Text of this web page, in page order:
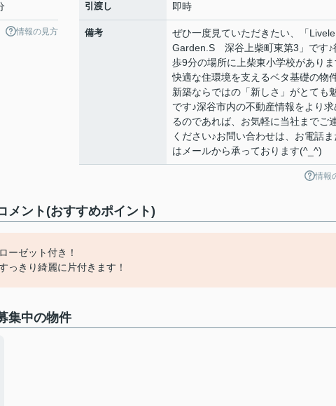
情報の見方
引渡し 即時
備考
ぜひ一度見ていただきたい、「Livele
Garden.S 深谷上柴町東第3」です♪
歩9分の場所に上柴東小学校があり
快適な住環境を支えるベタ基礎の物
新築ならではの「新しさ」がとても
です♪深谷市内の不動産情報をより求
るのであれば、お気軽に当社までご
ください♪お問い合わせは、お電話ま
はメールから承っております(^_^)
情報
ント(おすすめポイント)
ーゼット付き！
っきり綺麗に片付きます！
集中の物件